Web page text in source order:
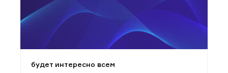
будет интересно всем